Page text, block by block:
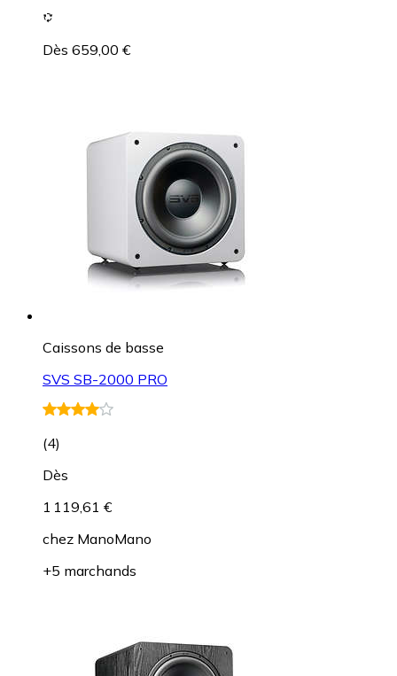
Dès 659,00 €
Caissons de basse
SVS SB-2000 PRO
(4)
Dès
1 119,61 €
chez ManoMano
+5 marchands